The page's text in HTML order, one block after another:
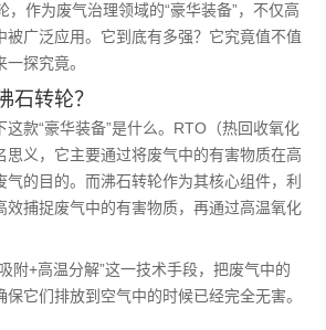
，作为废气治理领域的“豪华装备”，不仅高
被广泛应用。它到底有多强？它究竟值不值
探究竟。
石转轮？
款“豪华装备”是什么。RTO（热回收氧化
思义，它主要通过将废气中的有害物质在高
的目的。而沸石转轮作为其核心组件，利
效捕捉废气中的有害物质，再通过高温氧化
附+高温分解”这一技术手段，把废气中的
它们排放到空气中的时候已经完全无害。